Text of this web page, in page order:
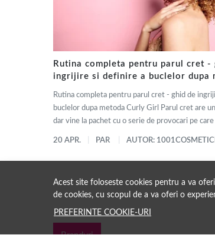
Acest site foloseste cookies pentru a va
de cookies, cu scopul de a va oferi o
PREFERINTE COOKIE-URI
Rutina completa pentru parul cret -
ingrijire si definire a buclelor dupa
Rutina completa pentru parul cret - ghid de
buclelor dupa metoda Curly Girl Parul cret are
dar vine la pachet cu o serie de provocari pe
20 APR. PAR AUTOR:
Branduri